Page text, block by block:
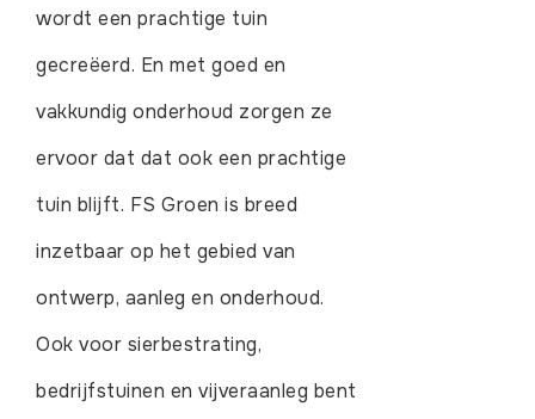
wordt een prachtige tuin
gecreëerd. En met goed en
vakkundig onderhoud zorgen ze
ervoor dat dat ook een prachtige
tuin blijft. FS Groen is breed
inzetbaar op het gebied van
ontwerp, aanleg en onderhoud.
Ook voor sierbestrating,
bedrijfstuinen en vijveraanleg bent